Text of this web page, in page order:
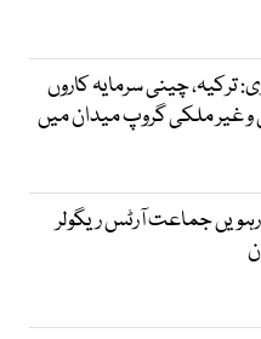
ترکیہ، چینی سرمایہ کاروں
جماعت آرٹس ریگولر